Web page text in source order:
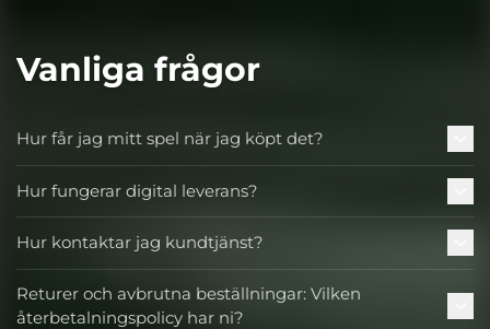
Vanliga frågor
Hur får jag mitt spel när jag köpt det?
Hur fungerar digital leverans?
Hur kontaktar jag kundtjänst?
Returer och avbrutna beställningar: Vilken
återbetalningspolicy har ni?